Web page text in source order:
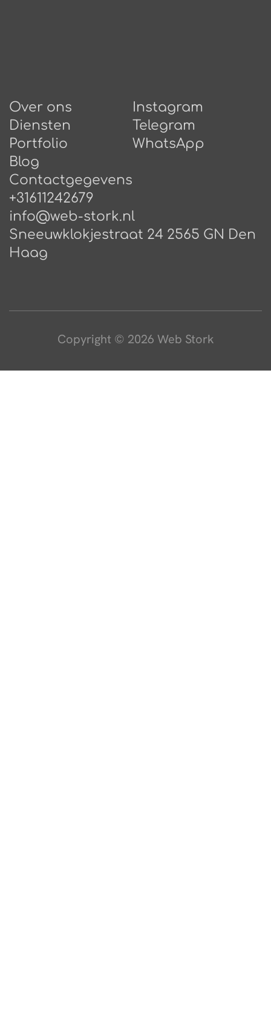
Over ons
Diensten
Portfolio
Blog
Сontactgegevens
Instagram
Telegram
WhatsApp
+31611242679
info@web-stork.nl
Sneeuwklokjestraat 24 2565 GN Den
Haag
Copyright © 2026 Web Stork